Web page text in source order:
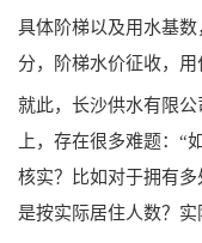
具体阶梯以及用水基
分，阶梯水价征收，用
就此，长沙供水有限
上，存在很多难题：“
核实？比如对于拥有
是按实际居住人数？实